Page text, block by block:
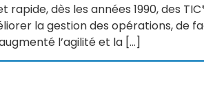
dès les années 1990, des
la gestion des opérations, de
l’agilité et la […]